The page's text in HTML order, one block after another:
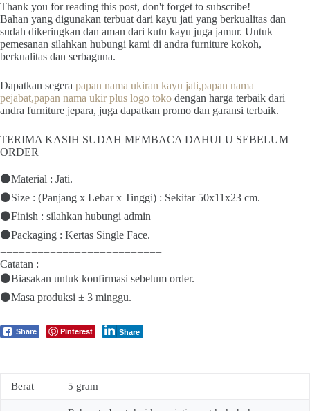
Thank you for reading this post, don't forget to subscribe!
Bahan yang digunakan terbuat dari kayu jati yang berkualitas dan
sudah dikeringkan dan aman dari kutu kayu juga jamur. Untuk
pemesanan silahkan hubungi kami di andra furniture kokoh,
berkualitas dan serbaguna.
Dapatkan segera papan nama ukiran kayu jati,papan nama
pejabat,papan nama ukir plus logo toko dengan harga terbaik dari
andra furniture jepara, juga dapatkan promo dan garansi terbaik.
TERIMA KASIH SUDAH MEMBACA DAHULU SEBELUM
ORDER
==========================
⚫Material : Jati.
⚫Size : (Panjang x Lebar x Tinggi) : Sekitar 50x11x23 cm.
⚫Finish : silahkan hubungi admin
⚫Packaging : Kertas Single Face.
==========================
Catatan :
⚫Biasakan untuk konfirmasi sebelum order.
⚫Masa produksi ± 3 minggu.
Share Pinterest Share
Berat 5 gram